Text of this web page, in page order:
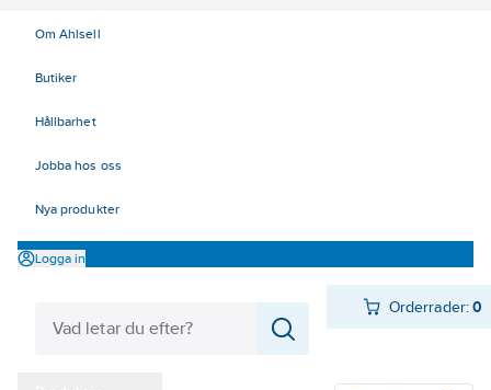
Om Ahlsell
Butiker
Hållbarhet
Jobba hos oss
Nya produkter
Logga in
Orderrader:0